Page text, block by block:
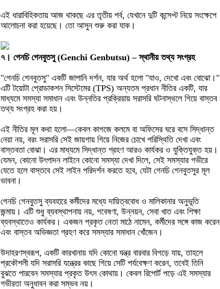
এই ধারাবিহিকতায় আজ থাকছে এর তৃতীয় পর্ব, যেখানে দুটি কন্সেপ্ট নিয়ে সংক্ষেপে
আলোচনা করা হয়েছে। তো আসুন শুরু করা যাক।
৭। গেনচি গেনবুতসু (Genchi Genbutsu) – স্থানীয় তথ্য সংগ্রহ
"গেনচি গেনবুতসু" একটি জাপানি দর্শন, যার অর্থ হলো "যাও, দেখো এবং বোঝো।"
এটি টয়োটা প্রোডাকশন সিস্টেমের (TPS) অন্যতম প্রধান নীতির একটি, যার
মাধ্যমে সমস্যা সমাধান এবং উন্নতির প্রক্রিয়ায় সরাসরি ঘটনাস্থলে গিয়ে বাস্তব
তথ্য সংগ্রহ করা হয়।
এই নীতির মূল কথা হলো—কেবল কাগজে কলমে বা অফিসের ঘরে বসে সিদ্ধান্ত
নেয়া নয়, বরং সরাসরি সেই জায়গায় গিয়ে নিজের চোখে পরিস্থিতি দেখা এবং
বাস্তবতা বোঝা। এর মাধ্যমে সিদ্ধান্ত গ্রহণ আরও কার্যকর ও যুক্তিযুক্ত হয়।
যেমন, কোনো উৎপাদন লাইনে কোনো সমস্যা দেখা দিলে, সেই সমস্যার গভীরে
যেতে হলে বাস্তবে সেই লাইন পরিদর্শন করতে হবে, যেটা গেনচি গেনবুতসুর মূল
ভাবনা।
গেনচি গেনবুতসু ব্যবহারে কর্মীদের মধ্যে দায়িত্ববোধ ও মালিকানার অনুভূতি
জন্মায়। এটি শুধু ব্যবস্থাপনায় নয়, গবেষণা, উন্নয়ন, সেবা খাত এবং শিক্ষা
ব্যবস্থাতেও কার্যকর। একজন প্রকৃত নেতা মাঠে নামেন, কর্মীদের সঙ্গে কাজ করেন
এবং বাস্তব অভিজ্ঞতা গ্রহণ করে সমস্যার সমাধান খোঁজেন।
উদাহরণস্বরূপ, একটি কারখানায় যদি কোনো যন্ত্র বারবার বিগড়ে যায়, তাহলে
প্রকৌশলী যদি সরাসরি যন্ত্রের কাছে গিয়ে সেটি পর্যবেক্ষণ করেন, তবেই তিনি
বুঝতে পারবেন সমস্যার প্রকৃত উৎস কোথায়। কেবল রিপোর্ট পড়ে এই সমস্যার
গভীরতা অনুধাবন করা সম্ভব নয়।